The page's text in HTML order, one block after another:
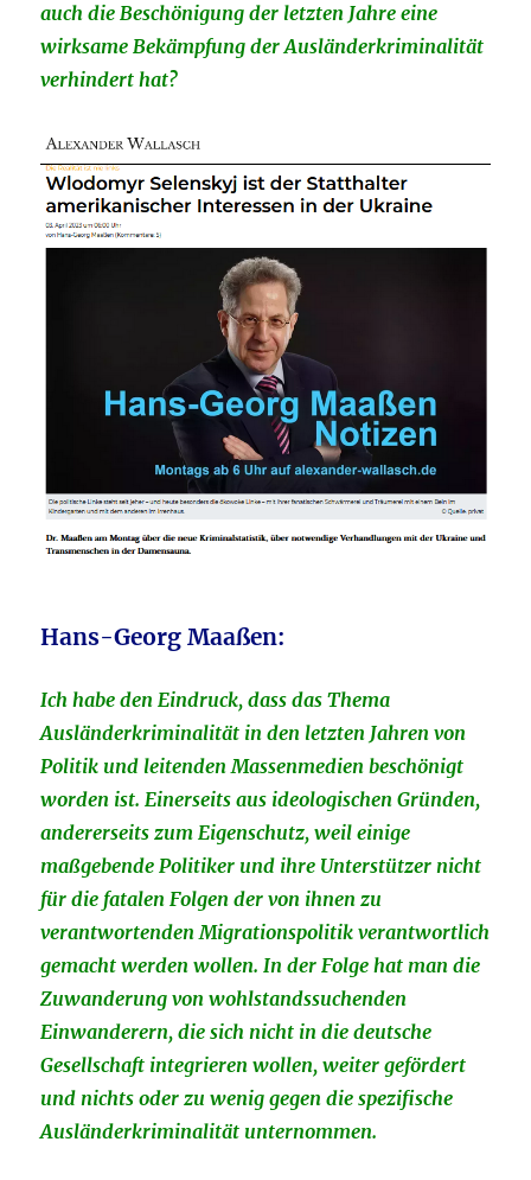
auch die Beschönigung der letzten Jahre eine
wirksame Bekämpfung der Ausländerkriminalität
verhindert hat?
Hans-Georg Maaßen:
Ich habe den Eindruck, dass das Thema
Ausländerkriminalität in den letzten Jahren von
Politik und leitenden Massenmedien beschönigt
worden ist. Einerseits aus ideologischen Gründen,
andererseits zum Eigenschutz, weil einige
maßgebende Politiker und ihre Unterstützer nicht
für die fatalen Folgen der von ihnen zu
verantwortenden Migrationspolitik verantwortlich
gemacht werden wollen. In der Folge hat man die
Zuwanderung von wohlstandssuchenden
Einwanderern, die sich nicht in die deutsche
Gesellschaft integrieren wollen, weiter gefördert
und nichts oder zu wenig gegen die spezifische
Ausländerkriminalität unternommen.